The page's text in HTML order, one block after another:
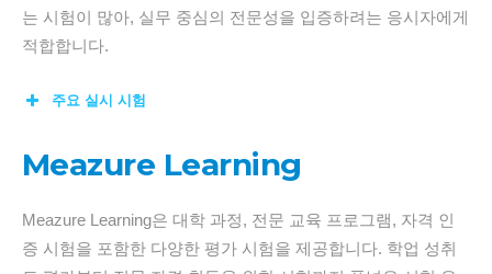
는 시험이 많아, 실무 중심의 전문성을 입증하려는 응시자에게
적합합니다.
주요 실시 시험
Meazure Learning
Meazure Learning은 대학 과정, 전문 교육 프로그램, 자격 인
증 시험을 포함한 다양한 평가 시험을 제공합니다. 학업 성취